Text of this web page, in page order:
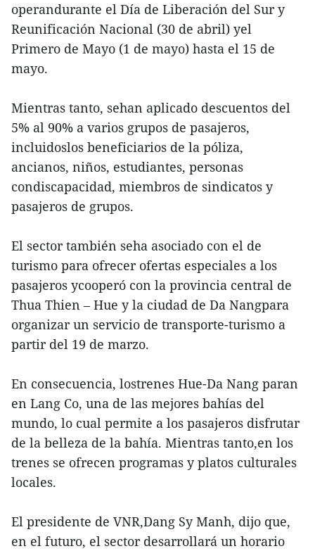
operandurante el Día de Liberación del Sur y
Reunificación Nacional (30 de abril) yel
Primero de Mayo (1 de mayo) hasta el 15 de
mayo.
Mientras tanto, sehan aplicado descuentos del
5% al 90% a varios grupos de pasajeros,
incluidoslos beneficiarios de la póliza,
ancianos, niños, estudiantes, personas
condiscapacidad, miembros de sindicatos y
pasajeros de grupos.
El sector también seha asociado con el de
turismo para ofrecer ofertas especiales a los
pasajeros ycooperó con la provincia central de
Thua Thien – Hue y la ciudad de Da Nangpara
organizar un servicio de transporte-turismo a
partir del 19 de marzo.
En consecuencia, lostrenes Hue-Da Nang paran
en Lang Co, una de las mejores bahías del
mundo, lo cual permite a los pasajeros disfrutar
de la belleza de la bahía. Mientras tanto,en los
trenes se ofrecen programas y platos culturales
locales.
El presidente de VNR,Dang Sy Manh, dijo que,
en el futuro, el sector desarrollará un horario